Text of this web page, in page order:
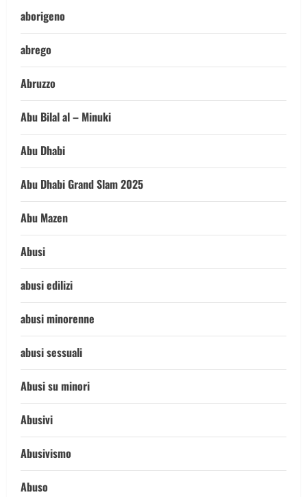
aborigeno
abrego
Abruzzo
Abu Bilal al – Minuki
Abu Dhabi
Abu Dhabi Grand Slam 2025
Abu Mazen
Abusi
abusi edilizi
abusi minorenne
abusi sessuali
Abusi su minori
Abusivi
Abusivismo
Abuso